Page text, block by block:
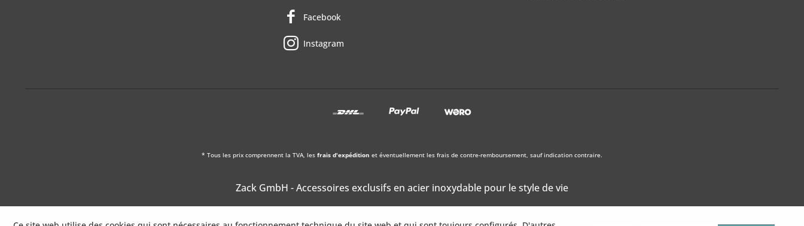
Facebook
Instagram
* Tous les prix comprennent la TVA, les frais d'expédition et éventuellement les frais de contre-remboursement, sauf indication contraire.
Zack GmbH - Accessoires exclusifs en acier inoxydable pour le style de vie